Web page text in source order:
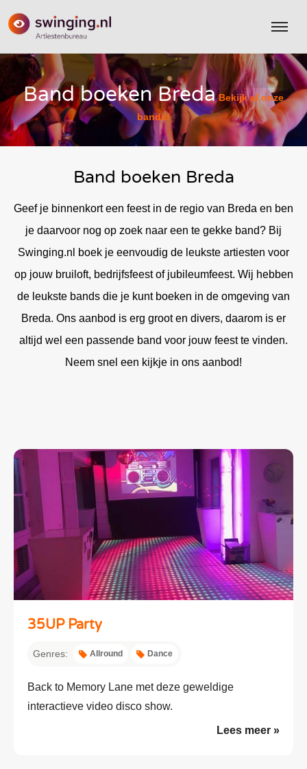
Band boeken Breda Bekijk al onze
bands!
Band boeken Breda
Geef je binnenkort een feest in de regio van Breda en ben
je daarvoor nog op zoek naar een te gekke band? Bij
Swinging.nl boek je eenvoudig de leukste artiesten voor
op jouw bruiloft, bedrijfsfeest of jubileumfeest. Wij hebben
de leukste bands die je kunt boeken in de omgeving van
Breda. Ons aanbod is erg groot en divers, daarom is er
altijd wel een passende band voor jouw feest te vinden.
Neem snel een kijkje in ons aanbod!
35UP Party
Genres: Allround Dance
Back to Memory Lane met deze geweldige
interactieve video disco show.
Lees meer »